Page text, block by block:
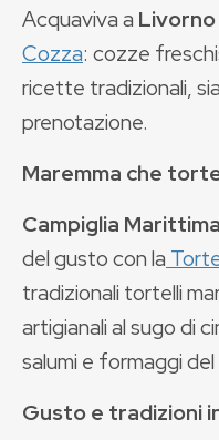
Acquaviva a Livorno
Cozza: cozze
ricette tradizionali,
prenotazione.
Maremma che
Campiglia Marittima
del gusto con la
tradizionali tortelli
artigianali al sugo di
salumi e formaggi
Gusto e tradizioni